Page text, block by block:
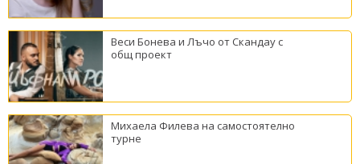
Веси Бонева и Лъчо от Скандау с
общ проект
Михаела Филева на самостоятелно
турне